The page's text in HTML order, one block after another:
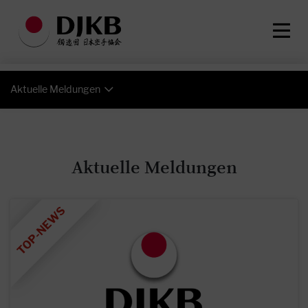
Aktuelle Meldungen
Aktuelle Meldungen